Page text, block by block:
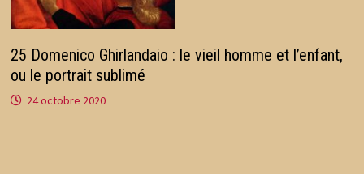
25 Domenico Ghirlandaio : le vieil homme et l’enfant,
ou le portrait sublimé
24 octobre 2020